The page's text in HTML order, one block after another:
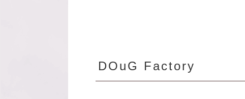
DOuG Factory